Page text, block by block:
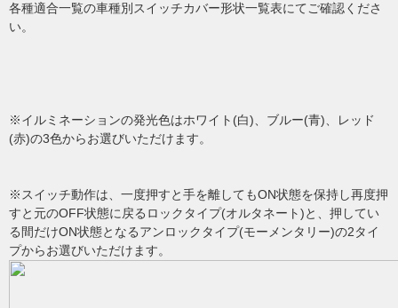
各種適合一覧の車種別スイッチカバー形状一覧表にてご確認くださ
い。
※イルミネーションの発光色はホワイト(白)、ブルー(青)、レッド
(赤)の3色からお選びいただけます。
※スイッチ動作は、一度押すと手を離してもON状態を保持し再度押
すと元のOFF状態に戻るロックタイプ(オルタネート)と、押してい
る間だけON状態となるアンロックタイプ(モーメンタリー)の2タイ
プからお選びいただけます。